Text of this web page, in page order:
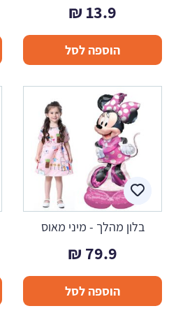
13.9
₪
הוספה לסל
בלון מהלך - מיני מאוס
79.9
₪
הוספה לסל